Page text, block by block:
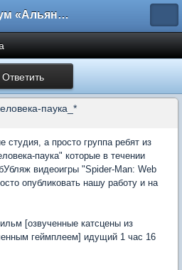
Форум «Альянса вольных переводчиков»
Ответить
паука_*
студия, а просто группа ребят из
паука" которые в течении
видеоигры "Spider-Man: Web
опубликовать нашу работу и на
[озвученные катсцены из
геймплеем] идущий 1 час 16